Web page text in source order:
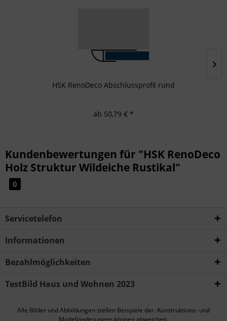
HSK RenoDeco Abschlussprofil rund
ab 50,79 € *
Kundenbewertungen für "HSK RenoDeco
Holz Struktur Wildeiche Rustikal"
0
Servicetelefon
Informationen
Bezahlmöglichkeiten
TestBild Haus und Wohnen 2023
Alle Bilder und Abbildungen stellen Beispiele dar. Konstruktions- und
Modelländerungen können abweichen.